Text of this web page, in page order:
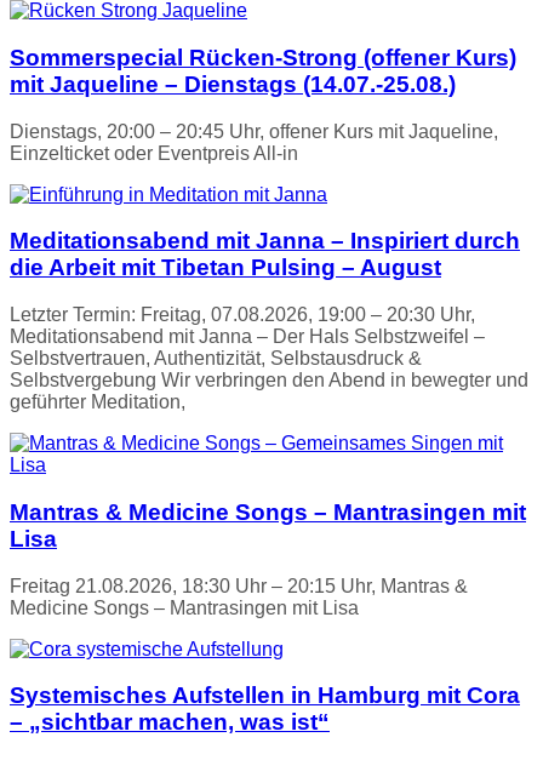
Sommerspecial Rücken-Strong (offener Kurs)
mit Jaqueline – Dienstags (14.07.-25.08.)
Dienstags, 20:00 – 20:45 Uhr, offener Kurs mit Jaqueline,
Einzelticket oder Eventpreis All-in
Meditationsabend mit Janna – Inspiriert durch
die Arbeit mit Tibetan Pulsing – August
Letzter Termin: Freitag, 07.08.2026, 19:00 – 20:30 Uhr,
Meditationsabend mit Janna – Der Hals Selbstzweifel –
Selbstvertrauen, Authentizität, Selbstausdruck &
Selbstvergebung Wir verbringen den Abend in bewegter und
geführter Meditation,
Mantras & Medicine Songs – Mantrasingen mit
Lisa
Freitag 21.08.2026, 18:30 Uhr – 20:15 Uhr, Mantras &
Medicine Songs – Mantrasingen mit Lisa
Systemisches Aufstellen in Hamburg mit Cora
– „sichtbar machen, was ist“